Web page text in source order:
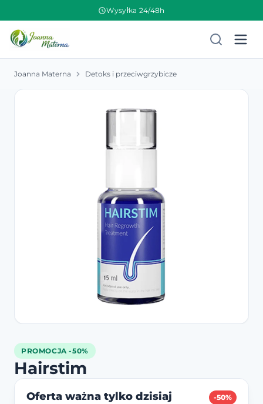
Wysyłka 24/48h
Joanna Materna Detoks i przeciwgrzybicze
PROMOCJA -50%
Hairstim
Oferta ważna tylko dzisiaj -50%